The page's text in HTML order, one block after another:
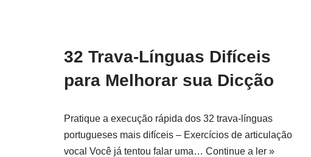
32 Trava-Línguas Difíceis
para Melhorar sua Dicção
Pratique a execução rápida dos 32 trava-línguas
portugueses mais difíceis – Exercícios de articulação
vocal Você já tentou falar uma… Continue a ler »